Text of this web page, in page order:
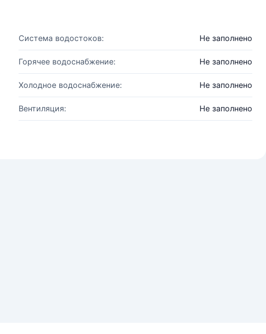
Система водостоков: Не заполнено
Горячее водоснабжение: Не заполнено
Холодное водоснабжение: Не заполнено
Вентиляция: Не заполнено